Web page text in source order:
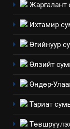
Жаргалант
Ихтамир
Өгийнуур
Өлзийт
Өндөр-
Тариат